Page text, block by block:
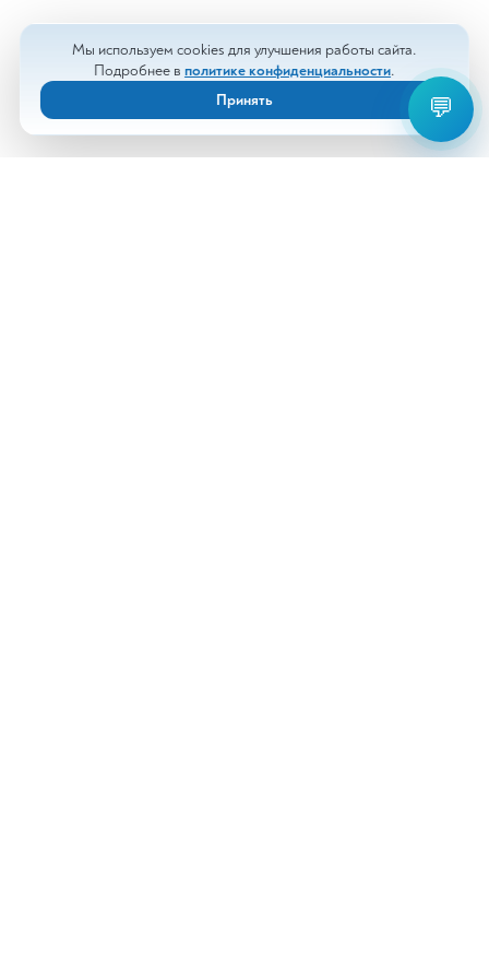
Мы используем cookies для улучшения работы сайта.
Подробнее в политике конфиденциальности.
Принять
💬